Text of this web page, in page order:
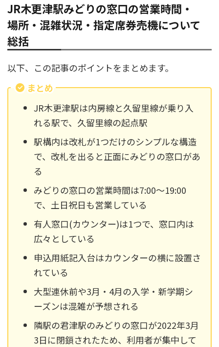
JR木更津駅みどりの窓口の営業時間・
場所・混雑状況・指定席券売機について
総括
以下、この記事のポイントをまとめます。
まとめ
JR木更津駅は内房線と久留里線が乗り入
れる駅で、久留里線の起点駅
駅構内は改札が1つだけのシンプルな構造
で、改札を出ると正面にみどりの窓口があ
る
みどりの窓口の営業時間は7:00～19:00
で、土日祝日も営業している
有人窓口(カウンター)は1つで、窓口内は
広々としている
申込用紙記入台はカウンターの横に設置さ
れている
大型連休前や3月・4月の入学・新学期シ
ーズンは混雑が予想される
隣駅の君津駅のみどりの窓口が2022年3月
3日に閉鎖されたため、利用者が集中して